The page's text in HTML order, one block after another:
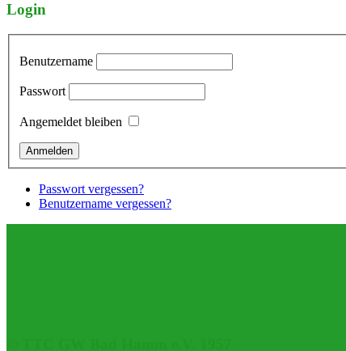
Login
Benutzername
Passwort
Angemeldet bleiben
Passwort vergessen?
Benutzername vergessen?